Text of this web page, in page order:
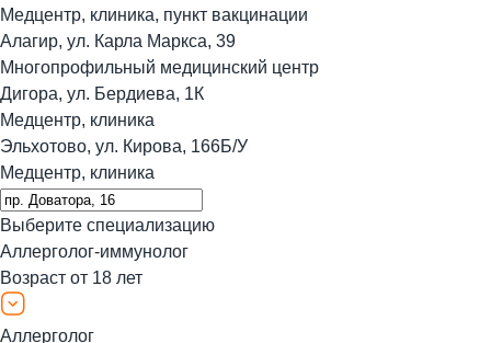
Медцентр, клиника, пункт вакцинации
Алагир, ул. Карла Маркса, 39
Многопрофильный медицинский центр
Дигора, ул. Бердиева, 1К
Медцентр, клиника
Эльхотово, ул. Кирова, 166Б/У
Медцентр, клиника
Выберите специализацию
Аллерголог-иммунолог
Возраст от 18 лет
Аллерголог